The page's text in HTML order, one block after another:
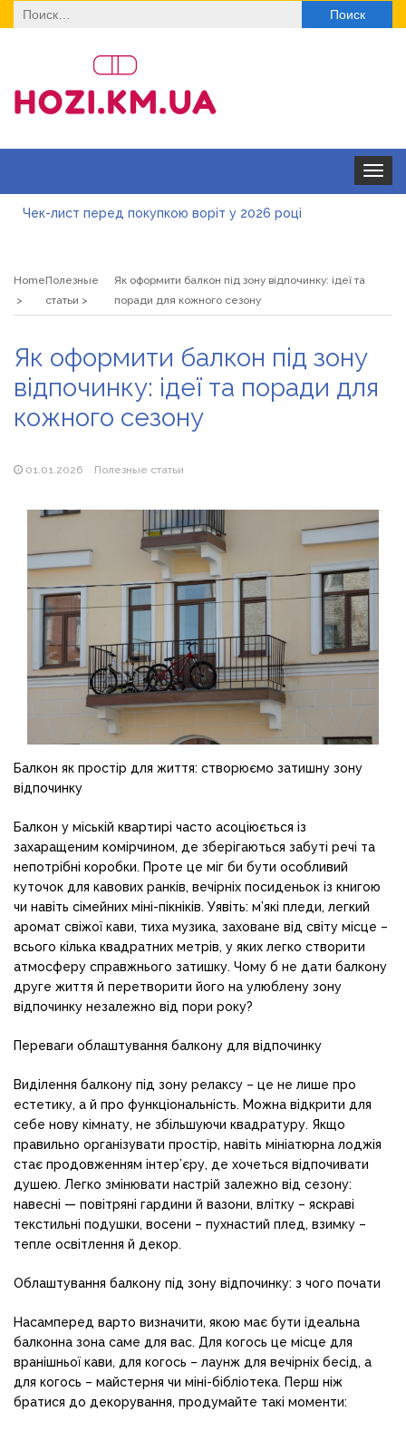
Найти:
Toggle
Чек-лист перед покупкою воріт у 2026 році
типові помилки, відмова та як її уникнути
варіант
Натуральна косметика Хіларі для захисту шкіри від
сонця
Магазин паяльников: рейтинг лучших магазинов Украины
HomeПолезные
статьи
Як оформити балкон під зону відпочинку: ідеї та
поради для кожного сезону
Як оформити балкон під зону
відпочинку: ідеї та поради для
кожного сезону
01.01.2026 Полезные статьи
Балкон як простір для життя: створюємо затишну зону
відпочинку
Балкон у міській квартирі часто асоціюється із
захаращеним комірчином, де зберігаються забуті речі та
непотрібні коробки. Проте це міг би бути особливий
куточок для кавових ранків, вечірніх посиденьок із книгою
чи навіть сімейних міні-пікніків. Уявіть: м’які пледи, легкий
аромат свіжої кави, тиха музика, заховане від світу місце –
всього кілька квадратних метрів, у яких легко створити
атмосферу справжнього затишку. Чому б не дати балкону
друге життя й перетворити його на улюблену зону
відпочинку незалежно від пори року?
Переваги облаштування балкону для відпочинку
Виділення балкону під зону релаксу – це не лише про
естетику, а й про функціональність. Можна відкрити для
себе нову кімнату, не збільшуючи квадратуру. Якщо
правильно організувати простір, навіть мініатюрна лоджія
стає продовженням інтер’єру, де хочеться відпочивати
душею. Легко змінювати настрій залежно від сезону:
навесні — повітряні гардини й вазони, влітку – яскраві
текстильні подушки, восени – пухнастий плед, взимку –
тепле освітлення й декор.
Облаштування балкону під зону відпочинку: з чого почати
Насамперед варто визначити, якою має бути ідеальна
балконна зона саме для вас. Для когось це місце для
вранішньої кави, для когось – лаунж для вечірніх бесід, а
для когось – майстерня чи міні-бібліотека. Перш ніж
братися до декорування, продумайте такі моменти: